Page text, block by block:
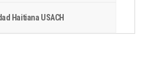
Haitiana USACH